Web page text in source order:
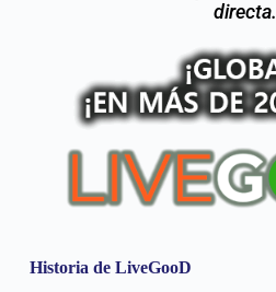
directa.
Historia de LiveGooD